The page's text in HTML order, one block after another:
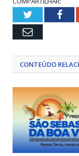
Twitter
Email
CONTEÚDO